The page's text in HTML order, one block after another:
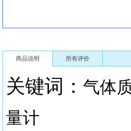
商品说明 所有评价
关键词： 气体
量计